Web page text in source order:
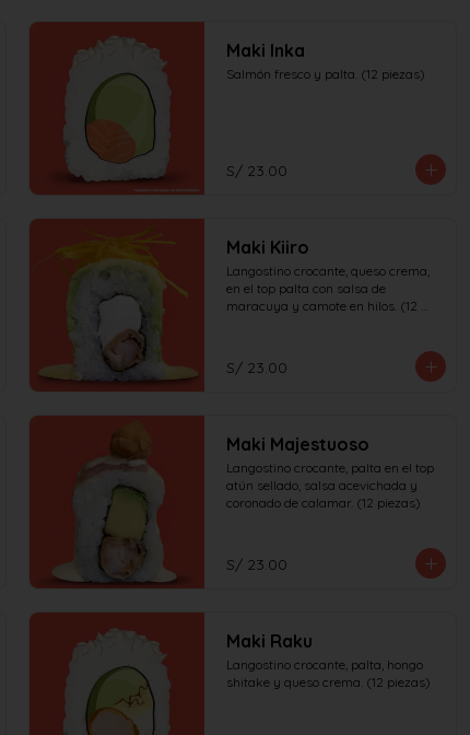
Maki Inka
Salmón fresco y palta. (12 piezas)
S/ 23.00
Maki Kiiro
Langostino crocante, queso crema,
en el top palta con salsa de
maracuya y camote en hilos. (12
S/ 23.00
Maki Majestuoso
Langostino crocante, palta en el top
atún sellado, salsa acevichada y
coronado de calamar. (12 piezas)
S/ 23.00
Maki Raku
Langostino crocante, palta, hongo
shitake y queso crema. (12 piezas)